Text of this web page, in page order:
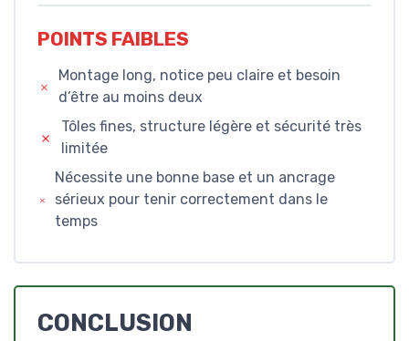
POINTS FAIBLES
Montage long, notice peu claire et besoin
d’être au moins deux
Tôles fines, structure légère et sécurité très
limitée
Nécessite une bonne base et un ancrage
sérieux pour tenir correctement dans le
temps
CONCLUSION